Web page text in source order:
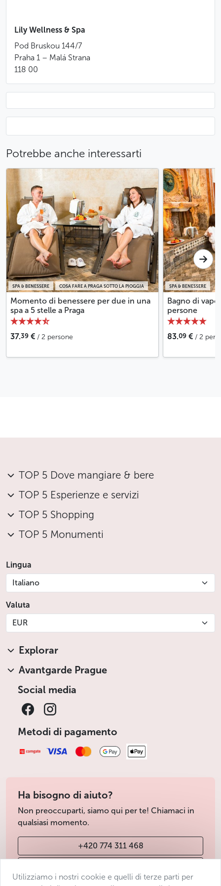
Il servizio è soggetto a disponibilità
L’accesso alla jacuzzi, al bagno turco e alla sauna
finlandese non è incluso in questa esperienza
Per usufruire delle strutture benessere (jacuzzi,
Benessere & Spa
Lily Wellness & Spa
Pod Bruskou 144/7
Praha 1 – Malá Strana
118 00
Potrebbe anche interessarti
SPA & BENESSERE COSA FARE A PRAGA SOTTO LA PIOGGIA
Momento di benessere per due in una
spa a 5 stelle a Praga
37.39 € / 2 persone
SPA & BENESSERE
Bagno di
persone
83.09 € / 2
TOP 5 Dove mangiare & bere
TOP 5 Esperienze e servizi
TOP 5 Shopping
TOP 5 Monumenti
Lingua
Italiano
Valuta
EUR
Explorar
Avantgarde Prague
Social media
Metodi di pagamento
Ha bisogno di aiuto?
Non preoccuparti, siamo qui per te! Chiamaci in
qualsiasi momento.
+420 774 311 468
Utilizziamo i nostri cookie e quelli di terze parti per